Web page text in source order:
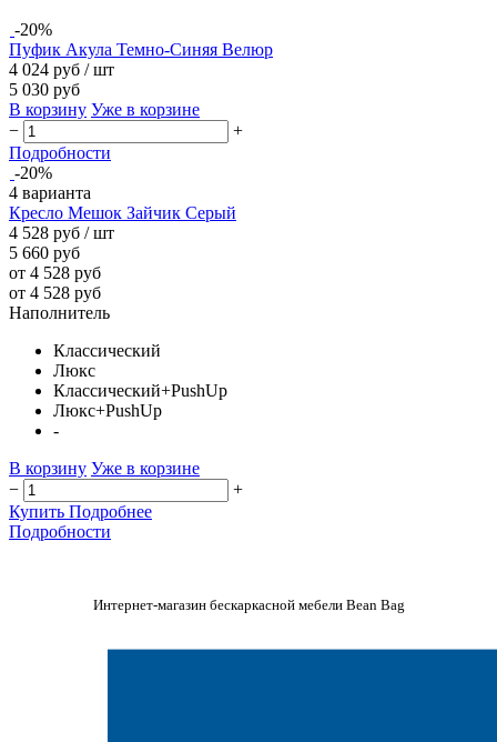
-20%
Пуфик Акула Темно-Синяя Велюр
4 024 руб / шт
5 030 руб
В корзину Уже в корзине
−
+
Подробности
-20%
4 варианта
Кресло Мешок Зайчик Серый
4 528 руб / шт
5 660 руб
от 4 528 руб
от 4 528 руб
Наполнитель
Классический
Люкс
Классический+PushUp
Люкс+PushUp
-
В корзину Уже в корзине
−
+
Купить Подробнее
Подробности
Интернет-магазин бескаркасной мебели Bean Bag